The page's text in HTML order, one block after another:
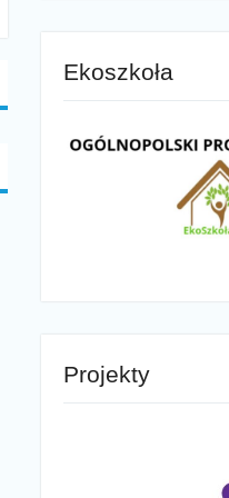
Ekoszkoła
Projekty